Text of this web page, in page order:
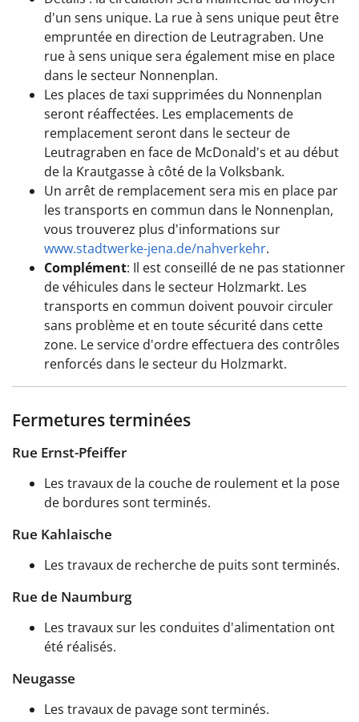
d'un sens unique. La rue à sens unique peut être
empruntée en direction de Leutragraben. Une
rue à sens unique sera également mise en place
dans le secteur Nonnenplan.
Les places de taxi supprimées du Nonnenplan
seront réaffectées. Les emplacements de
remplacement seront dans le secteur de
Leutragraben en face de McDonald's et au début
de la Krautgasse à côté de la Volksbank.
Un arrêt de remplacement sera mis en place par
les transports en commun dans le Nonnenplan,
vous trouverez plus d'informations sur
www.stadtwerke-jena.de/nahverkehr.
Complément: Il est conseillé de ne pas stationner
de véhicules dans le secteur Holzmarkt. Les
transports en commun doivent pouvoir circuler
sans problème et en toute sécurité dans cette
zone. Le service d'ordre effectuera des contrôles
renforcés dans le secteur du Holzmarkt.
Fermetures terminées
Rue Ernst-Pfeiffer
Les travaux de la couche de roulement et la pose
de bordures sont terminés.
Rue Kahlaische
Les travaux de recherche de puits sont terminés.
Rue de Naumburg
Les travaux sur les conduites d'alimentation ont
été réalisés.
Neugasse
Les travaux de pavage sont terminés.